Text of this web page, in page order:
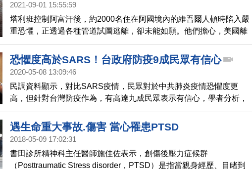
2021-09-01 15:55:59
塔利班控制阿富汗後，約2000名住在阿國境內的維吾爾人頓時陷入嚴
重恐懼，正透過各種管道試圖逃離，卻未能如願。他們擔心，美國離
開阿富汗後，塔利班會把他們交給中國。
恐懼度高於SARS！台政府防疫9成民眾有信心
2020-05-08 13:09:46
民調資料顯示，對比SARS疫情，民眾對於中共肺炎疫情恐懼度更
高，但針對台灣防疫作為，有高達九成民眾表示有信心，學者分析，
台灣政府針對疫情公開透明，讓民眾信任。
遇生命重大事故.傷害 當心罹患PTSD
2018-05-09 17:02:31
書田診所精神科主任醫師施佳佐表示，創傷後壓力症候群
（Posttraumatic Stress disorder，PTSD）是指當親身經歷、目睹到